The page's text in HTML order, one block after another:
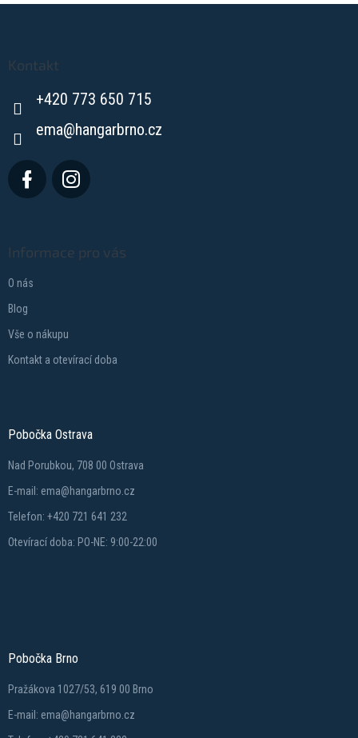
Kontakt
+420 773 650 715
ema@hangarbrno.cz
Informace pro vás
O nás
Blog
Vše o nákupu
Kontakt a otevírací doba
Pobočka Ostrava
Nad Porubkou, 708 00 Ostrava
E-mail: ema@hangarbrno.cz
Telefon: +420 721 641 232
Otevírací doba: PO-NE: 9:00-22:00
Pobočka Brno
Pražákova 1027/53, 619 00 Brno
E-mail: ema@hangarbrno.cz